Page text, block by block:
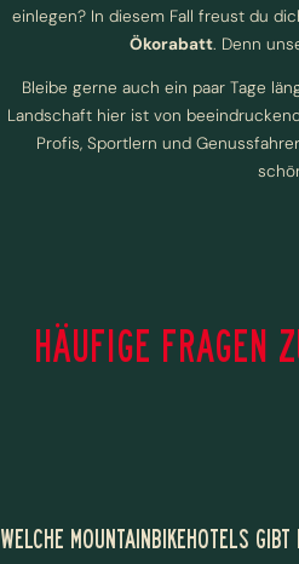
einlegen? In diesem Fall freust du
Ökorabatt. Denn
Bleibe gerne auch ein paar Tage
Landschaft hier ist von
Profis, Sportlern und
HÄUFIGE FRAGEN
WELCHE MOUNTAINBIKEHOTELS